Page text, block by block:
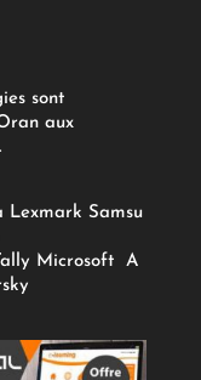
sont
aux
Lexmark Samsu
Microsoft
A